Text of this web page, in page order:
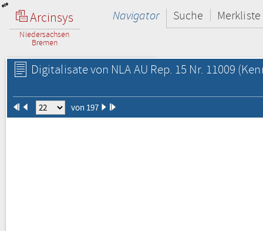
Arcinsys
Niedersachsen
Bremen
Navigator Suche Merkliste
Digitalisate von NLA AU Rep. 15 Nr. 11009
von 197